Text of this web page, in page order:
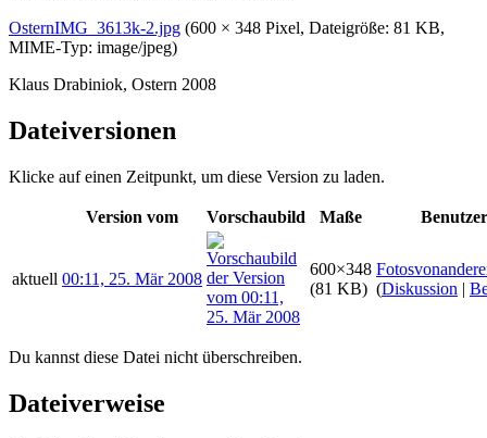
OsternIMG_3613k-2.jpg (600 × 348 Pixel, Dateigröße: 81 KB,
MIME-Typ: image/jpeg)
Klaus Drabiniok, Ostern 2008
Dateiversionen
Klicke auf einen Zeitpunkt, um diese Version zu laden.
Version vom Vorschaubild Maße Benutzer
aktuell 00:11, 25. Mär 2008
600×348
(81 KB) (Diskussion |
Du kannst diese Datei nicht überschreiben.
Dateiverweise